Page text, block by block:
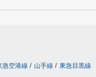
急空港線 / 山手線 / 東急目黒線